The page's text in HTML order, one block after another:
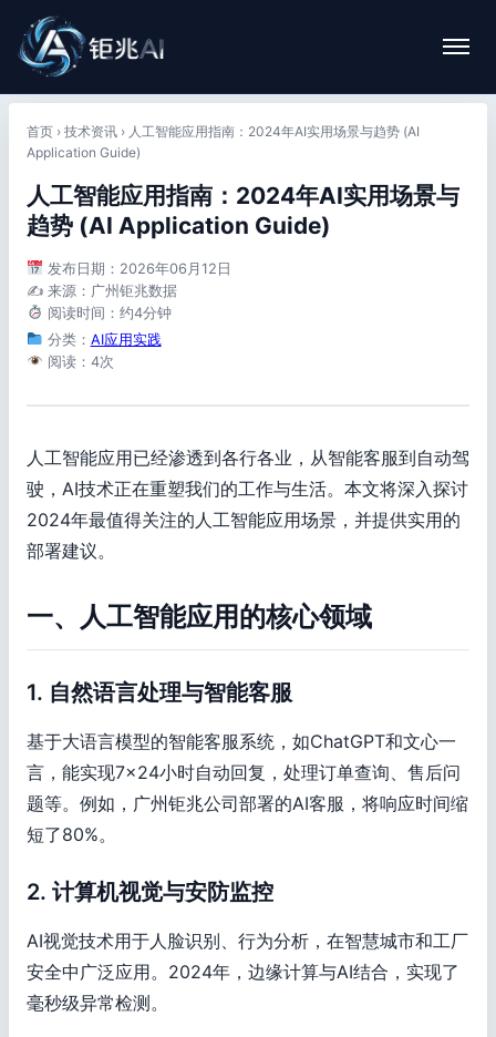
首页 › 技术资讯 › 人工智能应用指南：2024年AI实用场景与趋势 (AI
Application Guide)
人工智能应用指南：2024年AI实用场景与
趋势 (AI Application Guide)
发布日期：2026年06月12日
✍️ 来源：广州钜兆数据
阅读时间：约4分钟
分类： AI应用实践
阅读：4次
人工智能应用已经渗透到各行各业，从智能客服到自动驾
驶，AI技术正在重塑我们的工作与生活。本文将深入探讨
2024年最值得关注的人工智能应用场景，并提供实用的
部署建议。
一、人工智能应用的核心领域
1. 自然语言处理与智能客服
基于大语言模型的智能客服系统，如ChatGPT和文心一
言，能实现7×24小时自动回复，处理订单查询、售后问
题等。例如，广州钜兆公司部署的AI客服，将响应时间缩
短了80%。
2. 计算机视觉与安防监控
AI视觉技术用于人脸识别、行为分析，在智慧城市和工厂
安全中广泛应用。2024年，边缘计算与AI结合，实现了
毫秒级异常检测。